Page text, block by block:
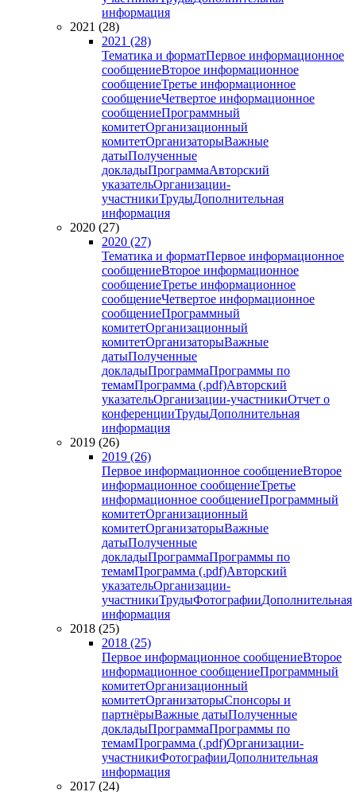
информация
2021 (28)
2021 (28)
Тематика и форматПервое информационное
сообщениеВторое информационное
сообщениеТретье информационное
сообщениеЧетвертое информационное
сообщениеПрограммный
комитетОрганизационный
комитетОрганизаторыВажные
датыПолученные
докладыПрограммаАвторский
указательОрганизации-
участникиТрудыДополнительная
информация
2020 (27)
2020 (27)
Тематика и форматПервое информационное
сообщениеВторое информационное
сообщениеТретье информационное
сообщениеЧетвертое информационное
сообщениеПрограммный
комитетОрганизационный
комитетОрганизаторыВажные
датыПолученные
докладыПрограммаПрограммы по
темамПрограмма (.pdf)Авторский
указательОрганизации-участникиОтчет о
конференцииТрудыДополнительная
информация
2019 (26)
2019 (26)
Первое информационное сообщениеВторое
информационное сообщениеТретье
информационное сообщениеПрограммный
комитетОрганизационный
комитетОрганизаторыВажные
датыПолученные
докладыПрограммаПрограммы по
темамПрограмма (.pdf)Авторский
указательОрганизации-
участникиТрудыФотографииДополнительная
информация
2018 (25)
2018 (25)
Первое информационное сообщениеВторое
информационное сообщениеПрограммный
комитетОрганизационный
комитетОрганизаторыСпонсоры и
партнёрыВажные датыПолученные
докладыПрограммаПрограммы по
темамПрограмма (.pdf)Организации-
участникиФотографииДополнительная
информация
2017 (24)